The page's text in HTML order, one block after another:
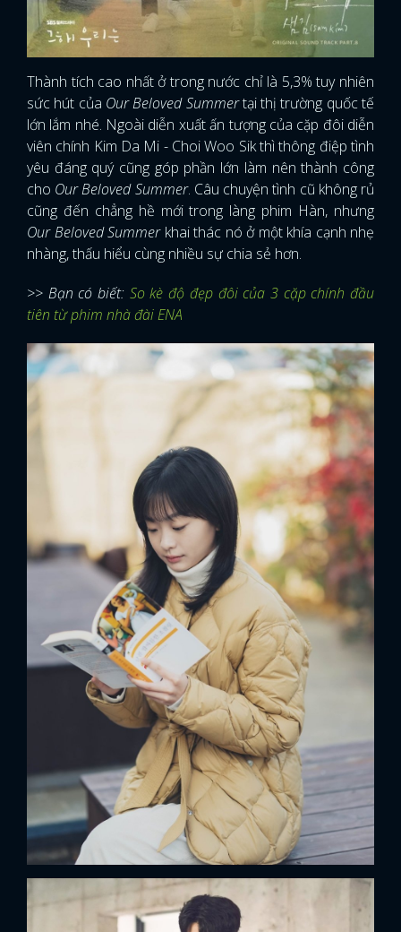
Thành tích cao nhất ở trong nước chỉ là 5,3% tuy nhiên
sức hút của Our Beloved Summertại thị trường quốc tế
lớn lắm nhé. Ngoài diễn xuất ấn tượng của cặp đôi diễn
viên chính Kim Da Mi - Choi Woo Sik thì thông điệp tình
yêu đáng quý cũng góp phần lớn làm nên thành công
cho Our Beloved Summer. Câu chuyện tình cũ không rủ
cũng đến chẳng hề mới trong làng phim Hàn, nhưng
Our Beloved Summerkhai thác nó ở một khía cạnh nhẹ
nhàng, thấu hiểu cùng nhiều sự chia sẻ hơn.
>> Bạn có biết: So kè độ đẹp đôi của 3 cặp chính đầu
tiên từ phim nhà đài ENA